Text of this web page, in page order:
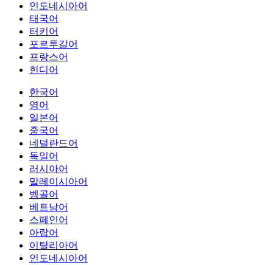
인도네시아어
태국어
터키어
포르투갈어
프랑스어
힌디어
한국어
영어
일본어
중국어
네덜란드어
독일어
러시아어
말레이시아어
벵골어
베트남어
스페인어
아랍어
이탈리아어
인도네시아어